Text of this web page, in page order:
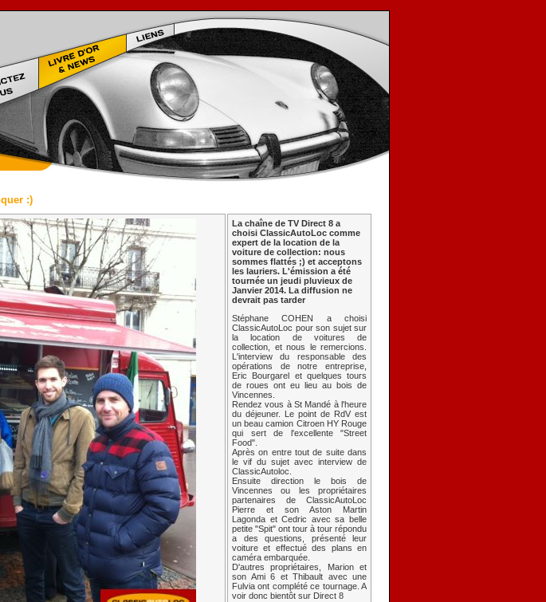
:)
La chaîne de TV Direct 8 a
choisi ClassicAutoLoc comme
expert de la location de la
voiture de collection: nous
sommes flattés ;) et acceptons
les lauriers. L'émission a été
tournée un jeudi pluvieux de
Janvier 2014. La diffusion ne
devrait pas tarder
Stéphane COHEN a choisi
ClassicAutoLoc pour son sujet sur
la location de voitures de
collection, et nous le remercions.
L'interview du responsable des
opérations de notre entreprise,
Eric Bourgarel et quelques tours
de roues ont eu lieu au bois de
Vincennes.
Rendez vous à St Mandé à l'heure
du déjeuner. Le point de RdV est
un beau camion Citroen HY Rouge
qui sert de l'excellente "Street
Food".
Après on entre tout de suite dans
le vif du sujet avec interview de
ClassicAutoloc.
Ensuite direction le bois de
Vincennes ou les propriétaires
partenaires de ClassicAutoLoc
Pierre et son Aston Martin
Lagonda et Cedric avec sa belle
petite "Spit" ont tour à tour répondu
a des questions, présenté leur
voiture et effectué des plans en
caméra embarquée.
D'autres propriétaires, Marion et
son Ami 6 et Thibault avec une
Fulvia ont complété ce tournage. A
voir donc bientôt sur Direct 8